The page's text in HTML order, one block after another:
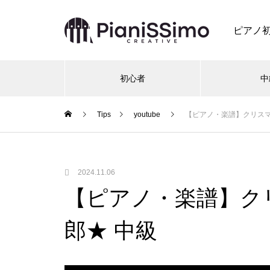
ピアノ
初心者
Tips youtube 【ピアノ・楽譜】クリ
2024.11.06
【ピアノ・楽譜】
郎★ 中級